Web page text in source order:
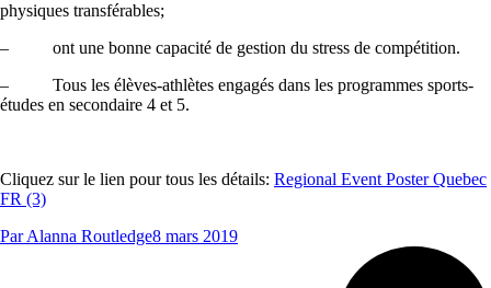
physiques transférables;
– ont une bonne capacité de gestion du stress de compétition.
– Tous les élèves-athlètes engagés dans les programmes sports-
études en secondaire 4 et 5.
Cliquez sur le lien pour tous les détails: Regional Event Poster Quebec
FR (3)
ParAlanna Routledge8 mars 2019